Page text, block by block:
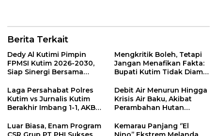
Berita Terkait
Dedy Al Kutimi Pimpin
FPMSI Kutim 2026-2030,
Siap Sinergi Bersama
Mengkritik Boleh, Tetapi
Jangan Menafikan Fakta:
Bupati Kutim Tidak Diam
Laga Persahabat Polres
Kutim vs Jurnalis Kutim
Berakhir Imbang 1-1, AKBP
Momentum
Menyemarakkan HUT ke-
Debit Air Menurun Hingga
Krisis Air Baku, Akibat
Perambahan Hutan
Luar Biasa, Enam Program
Kemarau Panjang ‘’El